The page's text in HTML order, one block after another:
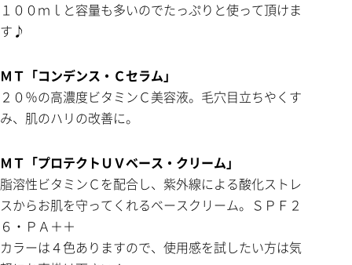
１００ｍｌと容量も多いのでたっぷりと使って頂けま
す♪
ＭＴ「コンデンス・Ｃセラム」
２０％の高濃度ビタミンＣ美容液。毛穴目立ちやくす
み、肌のハリの改善に。
ＭＴ「プロテクトＵＶベース・クリーム」
脂溶性ビタミンＣを配合し、紫外線による酸化ストレ
スからお肌を守ってくれるベースクリーム。ＳＰＦ２
６・ＰＡ＋＋
カラーは４色ありますので、使用感を試したい方は気